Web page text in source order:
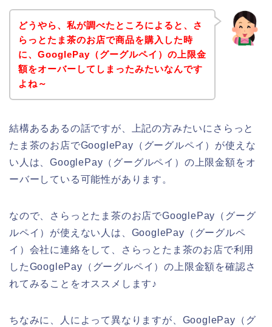
どうやら、私が調べたところによると、さ
らっとたま茶のお店で商品を購入した時
に、GooglePay（グーグルペイ）の上限金
額をオーバーしてしまったみたいなんです
よね～
結構あるあるの話ですが、上記の方みたいにさらっと
たま茶のお店でGooglePay（グーグルペイ）が使えな
い人は、GooglePay（グーグルペイ）の上限金額をオ
ーバーしている可能性があります。
なので、さらっとたま茶のお店でGooglePay（グーグ
ルペイ）が使えない人は、GooglePay（グーグルペ
イ）会社に連絡をして、さらっとたま茶のお店で利用
したGooglePay（グーグルペイ）の上限金額を確認さ
れてみることをオススメします♪
ちなみに、人によって異なりますが、GooglePay（グ